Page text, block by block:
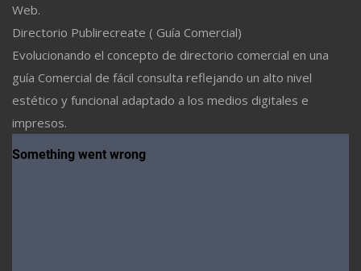
Web.
Directorio Publirecreate ( Guía Comercial)
Evolucionando el concepto de directorio comercial en una
guía Comercial de fácil consulta reflejando un alto nivel
estético y funcional adaptado a los medios digitales e
impresos.